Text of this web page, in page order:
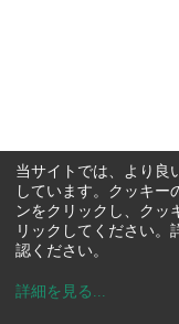
当サイトでは、より良
しています。クッキー
ンをクリックし、クッ
リックしてください。
認ください。
詳細を見る ...